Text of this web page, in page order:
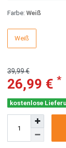
Farbe: Weiß
Weiß
39,99 €
26,99 € *
kostenlose